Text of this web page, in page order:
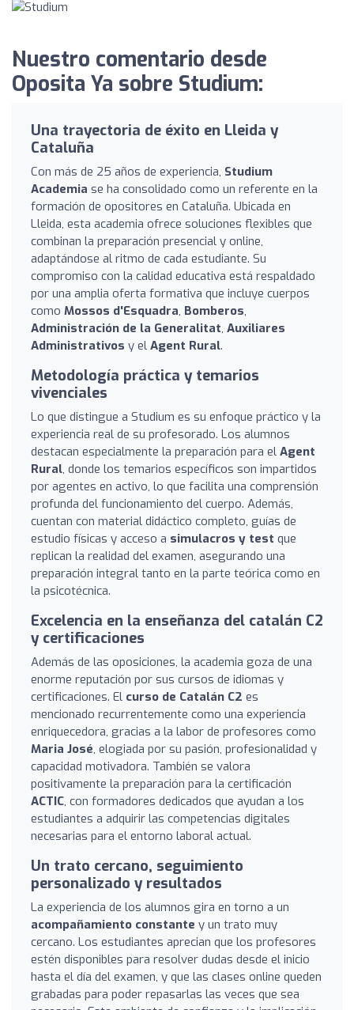
Nuestro comentario desde
Oposita Ya sobre Studium:
Una trayectoria de éxito en Lleida y
Cataluña
Con más de 25 años de experiencia, Studium
Academia se ha consolidado como un referente en la
formación de opositores en Cataluña. Ubicada en
Lleida, esta academia ofrece soluciones flexibles que
combinan la preparación presencial y online,
adaptándose al ritmo de cada estudiante. Su
compromiso con la calidad educativa está respaldado
por una amplia oferta formativa que incluye cuerpos
como Mossos d'Esquadra, Bomberos,
Administración de la Generalitat, Auxiliares
Administrativos y el Agent Rural.
Metodología práctica y temarios
vivenciales
Lo que distingue a Studium es su enfoque práctico y la
experiencia real de su profesorado. Los alumnos
destacan especialmente la preparación para el Agent
Rural, donde los temarios específicos son impartidos
por agentes en activo, lo que facilita una comprensión
profunda del funcionamiento del cuerpo. Además,
cuentan con material didáctico completo, guías de
estudio físicas y acceso a simulacros y test que
replican la realidad del examen, asegurando una
preparación integral tanto en la parte teórica como en
la psicotécnica.
Excelencia en la enseñanza del catalán C2
y certificaciones
Además de las oposiciones, la academia goza de una
enorme reputación por sus cursos de idiomas y
certificaciones. El curso de Catalán C2 es
mencionado recurrentemente como una experiencia
enriquecedora, gracias a la labor de profesores como
Maria José, elogiada por su pasión, profesionalidad y
capacidad motivadora. También se valora
positivamente la preparación para la certificación
ACTIC, con formadores dedicados que ayudan a los
estudiantes a adquirir las competencias digitales
necesarias para el entorno laboral actual.
Un trato cercano, seguimiento
personalizado y resultados
La experiencia de los alumnos gira en torno a un
acompañamiento constante y un trato muy
cercano. Los estudiantes aprecian que los profesores
estén disponibles para resolver dudas desde el inicio
hasta el día del examen, y que las clases online queden
grabadas para poder repasarlas las veces que sea